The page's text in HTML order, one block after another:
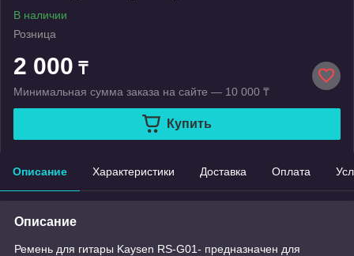
В наличии
Розница
2 000 ₸
Минимальная сумма заказа на сайте — 10 000 ₸
Купить
Описание Характеристики Доставка Оплата
Описание
Ремень для гитары Kaysen RS-G01- предназначен для